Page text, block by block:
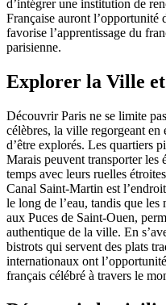
d’intégrer une institution de
Française auront l’opportunité
favorise l’apprentissage du
parisienne.
Explorer la Ville et
Découvrir Paris ne se limite
célèbres, la ville regorgeant en
d’être explorés. Les quartiers
Marais peuvent transporter les
temps avec leurs ruelles
Canal Saint-Martin est
le long de l’eau, tandis que
aux Puces de Saint-Ouen,
authentique de la ville. En
bistrots qui servent des plats
internationaux ont
français célébré à travers le